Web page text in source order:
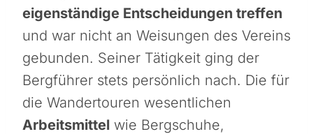
eigenständige Entscheidungen treffen
und war nicht an Weisungen des Vereins
gebunden. Seiner Tätigkeit ging der
Bergführer stets persönlich nach. Die für
die Wandertouren wesentlichen
Arbeitsmittel wie Bergschuhe,